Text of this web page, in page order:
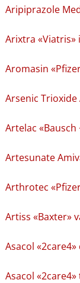
Aripiprazole
Arixtra «Viatris»
Aromasin
Arsenic Trioxide
Artelac
Artesunate
Arthrotec
Artiss «Baxter»
Asacol
Asacol